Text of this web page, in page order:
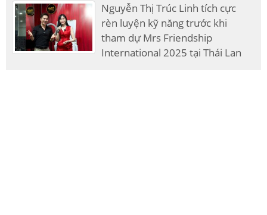
Nguyễn Thị Trúc Linh tích cực
rèn luyện kỹ năng trước khi
tham dự Mrs Friendship
International 2025 tại Thái Lan